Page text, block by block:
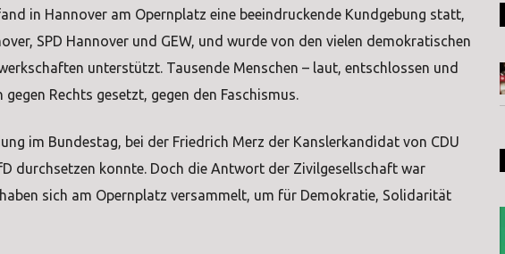
in Hannover am Opernplatz eine beeindruckende Kundgebung statt,
SPD Hannover und GEW, und wurde von den vielen demokratischen
unterstützt. Tausende Menschen – laut, entschlossen und
Rechts gesetzt, gegen den Faschismus.
im Bundestag, bei der Friedrich Merz der Kanslerkandidat von CDU
durchsetzen konnte. Doch die Antwort der Zivilgesellschaft war
sich am Opernplatz versammelt, um für Demokratie, Solidarität